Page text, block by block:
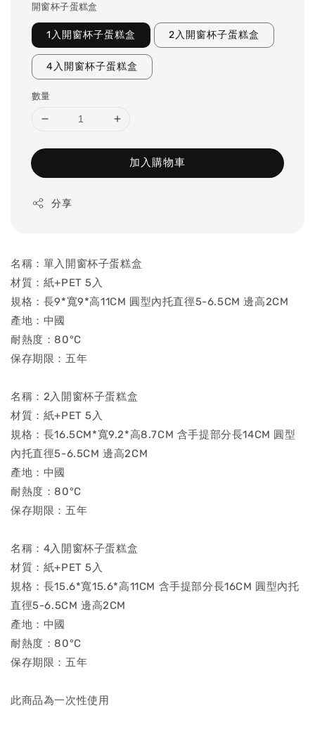
開窗杯子蛋糕盒
1入開窗杯子蛋糕盒 2入開窗杯子蛋糕盒
4入開窗杯子蛋糕盒
數量
加入購物車
分享
名稱：單入開窗杯子蛋糕盒
材質：紙+PET 5入
規格：長9*寬9*高11CM 圓型內托直徑5-6.5CM 邊高2CM
產地：中國
耐熱度：80°C
保存期限：五年
名稱：2入開窗杯子蛋糕盒
材質：紙+PET 5入
規格：長16.5CM*寬9.2*高8.7CM 含手提部分長14CM 圓型
內托直徑5-6.5CM 邊高2CM
產地：中國
耐熱度：80°C
保存期限：五年
名稱：4入開窗杯子蛋糕盒
材質：紙+PET 5入
規格：長15.6*寬15.6*高11CM 含手提部分長16CM 圓型內托
直徑5-6.5CM 邊高2CM
產地：中國
耐熱度：80°C
保存期限：五年
此商品為一次性使用